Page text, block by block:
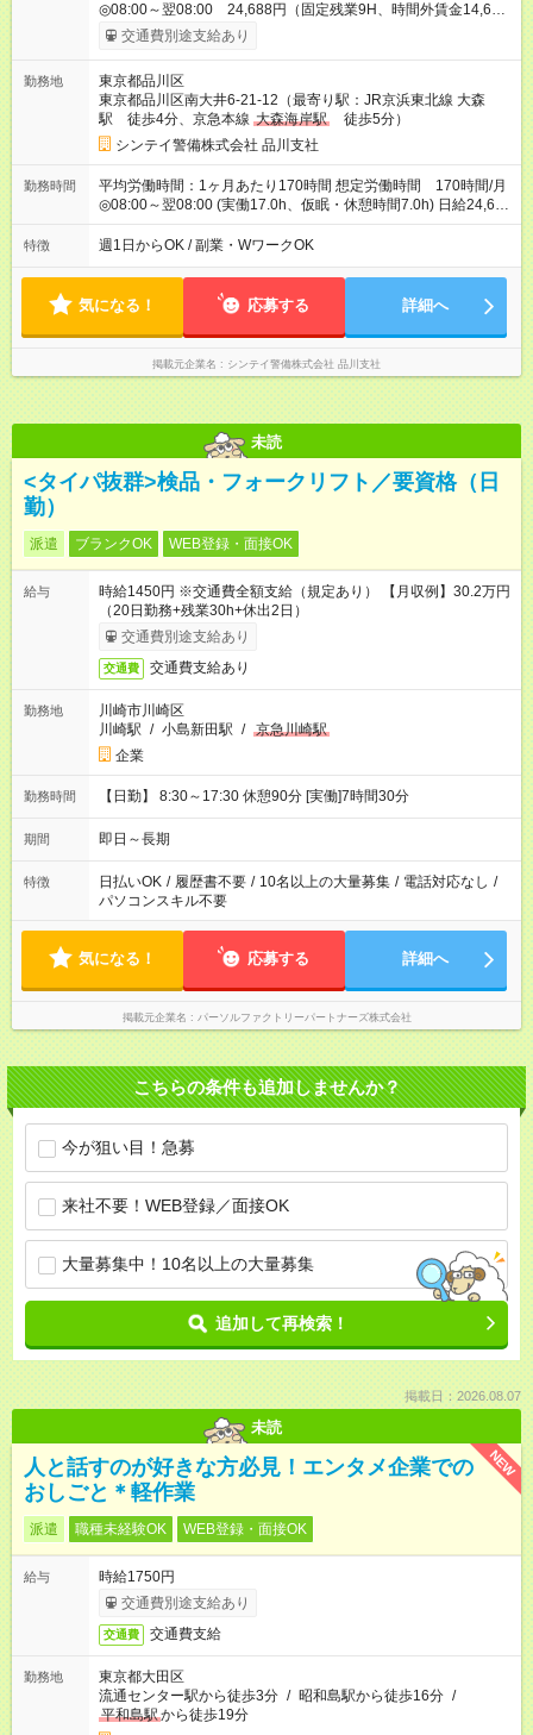
◎08:00～翌08:00 24,688円（固定残業9H、時間外賃金14,688
円） ※別途資格手当がございます。 例：自衛消防技術認定
500円/日 上級救命講習修了 250円/日 防災センタ
交通費別途支給あり
勤務地
東京都品川区
東京都品川区南大井6-21-12（最寄り駅：JR京浜東北線 大森
駅 徒歩4分、京急本線 大森海岸駅
徒歩5分）
シンテイ警備株式会社 品川支社
勤務時間
平均労働時間：1ヶ月あたり170時間 想定労働時間 170時間/月
◎08:00～翌08:00 (実働17.0h、仮眠・休憩時間7.0h) 日給24,688
円～ ※固定残業代9.0h：14,688円含む 平均労働時間：1ヶ月あ
たり170時間 想定労働時間 170時間/月 ◎08:00～翌08:00 (実働
9.0h：14,688円含む
特徴 週1日からOK / 副業・WワークOK
気になる！ 応募する 詳細へ
掲載元企業名 シンテイ警備株式会社 品川支社
未読
<タイパ抜群>検品・フォークリフト／要資格（日
勤）
派遣 ブランクOK WEB登録・面接OK
給与
時給1450円 ※交通費全額支給（規定あり） 【月収例】30.2万円
（20日勤務+残業30h+休出2日）
交通費別途支給あり
交通費 交通費支給あり
勤務地
川崎市川崎区
川崎駅 / 小島新田駅 / 京急川崎駅
企業
勤務時間 【日勤】 8:30～17:30 休憩90分 [実働]7時間30分
期間 即日～長期
特徴 日払いOK / 履歴書不要 / 10名以上の大量募集 / 電話対応なし /
パソコンスキル不要
気になる！ 応募する 詳細へ
掲載元企業名 パーソルファクトリーパートナーズ株式会社
こちらの条件も追加しませんか？
今が狙い目！急募
来社不要！WEB登録／面接OK
大量募集中！10名以上の大量募集
追加して再検索！
掲載日：2026.08.07
未読
NEW
人と話すのが好きな方必見！エンタメ企業での
おしごと＊軽作業
派遣 職種未経験OK WEB登録・面接OK
給与
時給1750円
交通費別途支給あり
交通費 交通費支給
勤務地
東京都大田区
流通センター駅から徒歩3分 / 昭和島駅から徒歩16分 /
平和島駅から徒歩19分